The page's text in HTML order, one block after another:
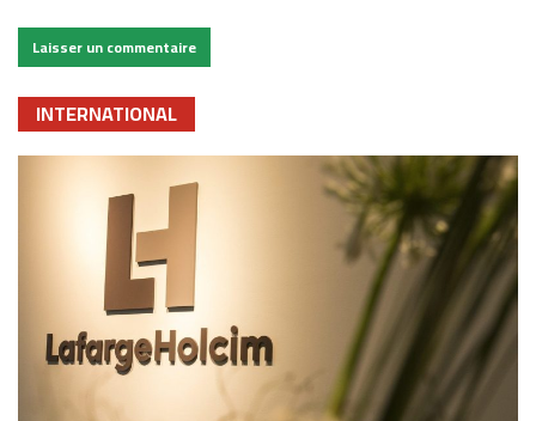
INTERNATIONAL